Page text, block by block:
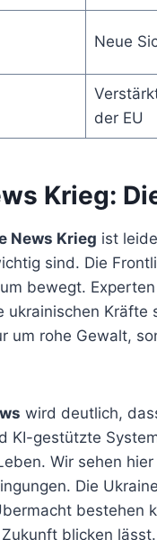
Neue
der EU
Krieg:
News Krieg ist
sind. Die
bewegt.
Kräfte
um rohe Gewalt,
wird deutlich,
KI-gestützte
Wir sehen
Die
bestehen
blicken lässt.